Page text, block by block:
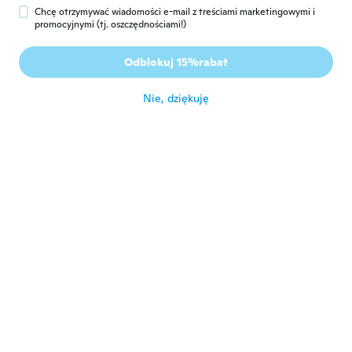
Petra
Rok dołączenia 2017 · 288 opinie
Chcę otrzymywać wiadomości e-mail z treściami marketingowymi i
promocyjnymi (tj. oszczędnościami!)
Odblokuj 15%rabat
Nie, dziękuję